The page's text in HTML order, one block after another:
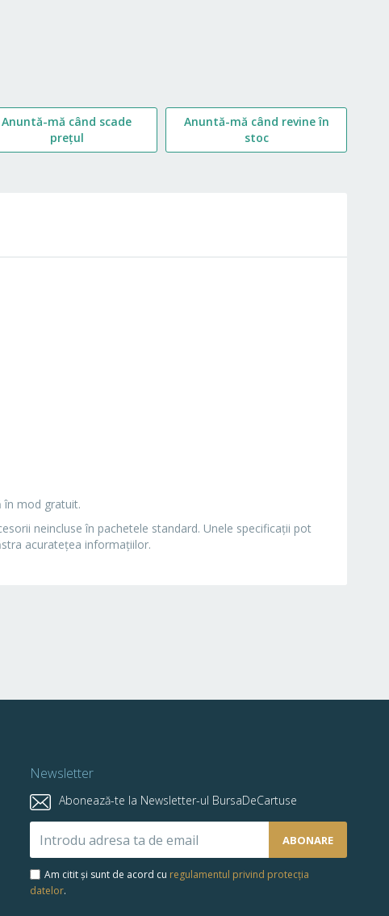
Anuntă-mă când scade
prețul
Anuntă-mă când revine în
stoc
în mod gratuit.
neincluse în pachetele standard. Unele specificaţii pot
acurateţea informaţiilor.
Newsletter
Abonează-te la Newsletter-ul BursaDeCartuse
Abonează-
la
newsletter-
ul
ABONARE
Am citit și sunt de acord cu regulamentul privind protecția
datelor.